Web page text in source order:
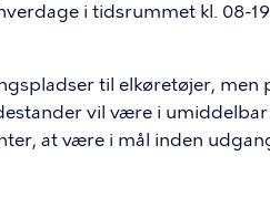
i tidsrummet kl. 08-
til elkøretøjer, men
vil være i
at være i mål inden